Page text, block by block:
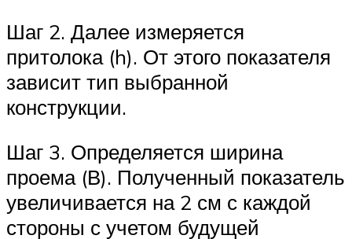
Шаг 2. Далее измеряется
притолока (h). От этого показателя
зависит тип выбранной
конструкции.
Шаг 3. Определяется ширина
проема (В). Полученный показатель
увеличивается на 2 см с каждой
стороны с учетом будущей